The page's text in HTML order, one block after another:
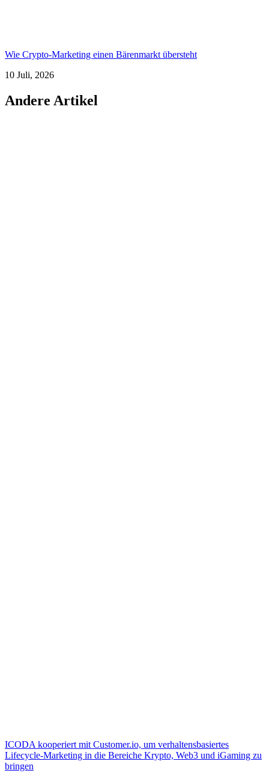
Wie Crypto-Marketing einen Bärenmarkt übersteht
10 Juli, 2026
Andere Artikel
ICODA kooperiert mit Customer.io, um verhaltensbasiertes
Lifecycle-Marketing in die Bereiche Krypto, Web3 und iGaming zu
bringen